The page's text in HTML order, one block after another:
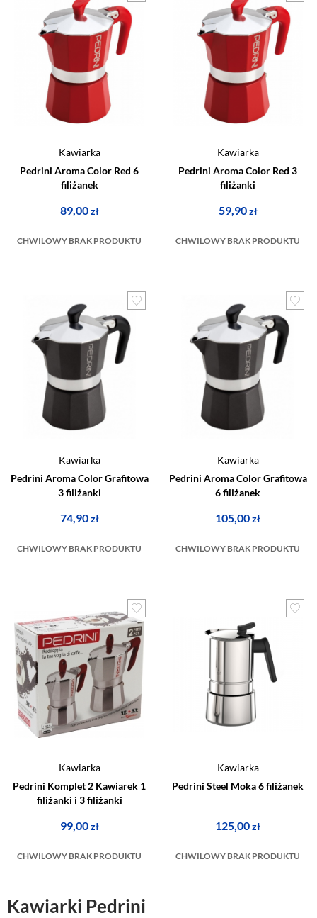
Kawiarka
Pedrini Aroma Color Red 6
filiżanek
89,00zł
CHWILOWY BRAK PRODUKTU
Kawiarka
Pedrini Aroma Color Red 3
filiżanki
59,90zł
CHWILOWY BRAK PRODUKTU
Kawiarka
Pedrini Aroma Color Grafitowa
3 filiżanki
74,90zł
CHWILOWY BRAK PRODUKTU
Kawiarka
Pedrini Aroma Color Grafitowa
6 filiżanek
105,00zł
CHWILOWY BRAK PRODUKTU
Kawiarka
Pedrini Komplet 2 Kawiarek 1
filiżanki i 3 filiżanki
99,00zł
CHWILOWY BRAK PRODUKTU
Kawiarka
Pedrini Steel Moka 6 filiżanek
125,00zł
CHWILOWY BRAK PRODUKTU
Kawiarki Pedrini